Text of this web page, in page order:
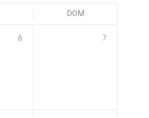
DOM
6 7